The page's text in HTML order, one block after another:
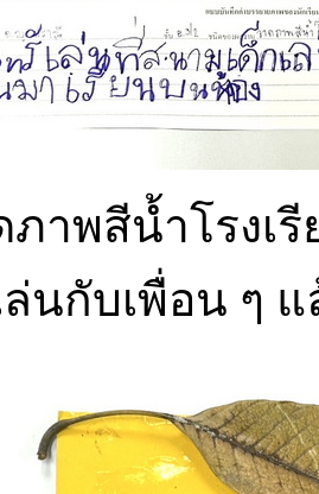
าพสีน้ำโรงเ
ล่นกับเพื่อน ๆ